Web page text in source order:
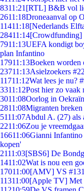
8311:21 [RTL] B&B vol
2611:18Droneaanval op
11411:18[Nederlands
28411:14[Crowdfunding]
7911:13UEFA kondigt
plan Infantino
17911:13Boeken worden
23711:13Asielzoekers
11711:12Wat lees je nu?
3311:12Post hier zo vaak
3011:08Oorlog in
2811:08Migranten
5111:07Abdul A. (27) als
2211:06Zou je
16611:06Gianni Infantino
kopen'
2111:03[SBS6] De
1411:02Wat is nou een
17011:00[AMV] VS
11311:00[Apple TV] Met